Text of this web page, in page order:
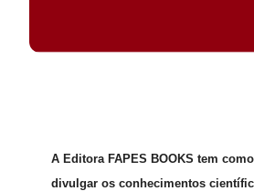
A Editora FAPES BOOKS tem
divulgar os conhecimentos